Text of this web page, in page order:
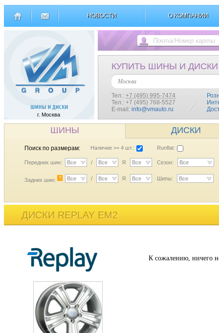
НОВОСТИ О КОМПАНИИ
г. Москва
КУПИТЬ ШИНЫ И ДИСКИ
Москва
Тел.: +7 (495) 995-7474
Тел.: +7 (495) 768-5527
E-mail: info@vmauto.ru
ШИНЫ ДИСКИ
Поиск по размерам: Наличие >= 4 шт.: Runflat:
Передних шин: Все / Все R Все Сезон: Все
Задних шин: ? Все / Все R Все Шипы: Все
ДИСКИ REPLAY EM2
К сожалению, ничего